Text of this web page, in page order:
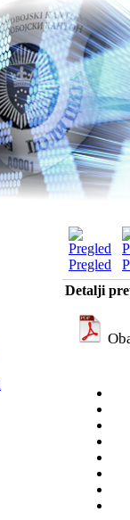
Pregled
Detalji